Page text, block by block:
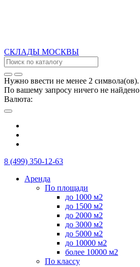
СКЛАДЫ МОСКВЫ
Нужно ввести не менее 2 символа(ов).
По вашему запросу ничего не найдено
Валюта:
8 (499) 350-12-63
Аренда
По площади
до 1000 м2
до 1500 м2
до 2000 м2
до 3000 м2
до 5000 м2
до 10000 м2
более 10000 м2
По классу